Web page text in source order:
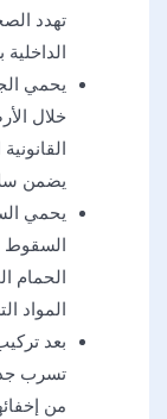
تهدد
يحمي
خلال
يضمن
يحمي
السقوط
الحمام
المواد
بعد
تسرب
من